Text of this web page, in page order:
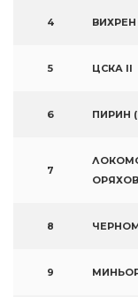
4 ВИХРЕН
5 ЦСКА II
6 ПИРИН
7
8
9